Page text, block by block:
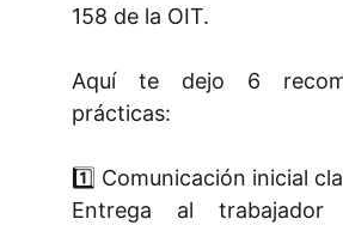
158 de la OIT.
Aquí te dejo 6
prácticas:
1️⃣ Comunicación inicial
Entrega al